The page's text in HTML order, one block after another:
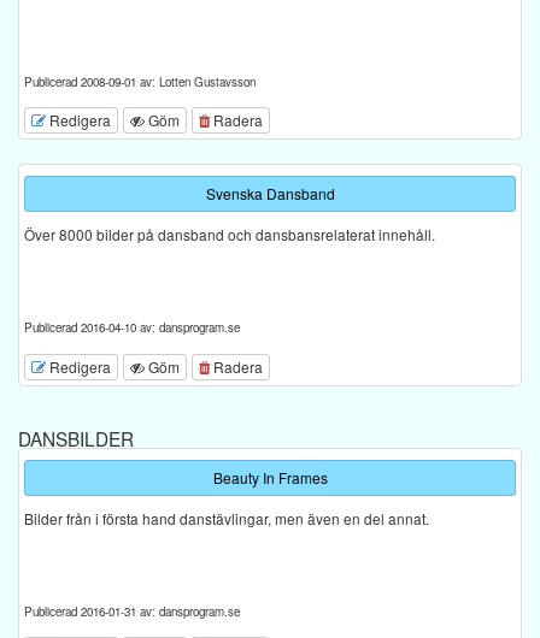
Publicerad 2008-09-01 av: Lotten Gustavsson
Redigera Göm Radera
Svenska Dansband
Över 8000 bilder på dansband och dansbansrelaterat innehåll.
Publicerad 2016-04-10 av: dansprogram.se
Redigera Göm Radera
DANSBILDER
Beauty In Frames
Bilder från i första hand danstävlingar, men även en del annat.
Publicerad 2016-01-31 av: dansprogram.se